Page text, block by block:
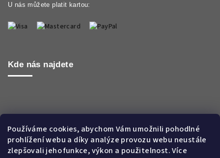
Používáme cookies, abychom Vám umožnili pohodlné
prohlížení webu a díky analýze provozu webu neustále
zlepšovali jeho funkce, výkon a použitelnost. Více
U nás můžete platit kartou:
Kde nás najdete